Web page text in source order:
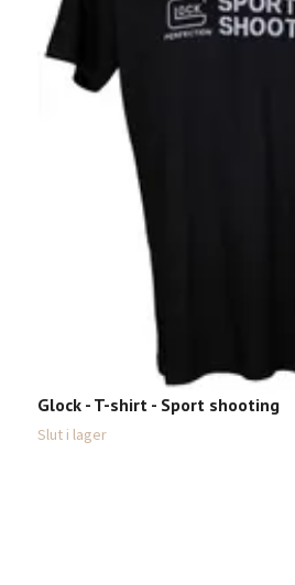
Glock - T-shirt - Sport shooting
Slut i lager